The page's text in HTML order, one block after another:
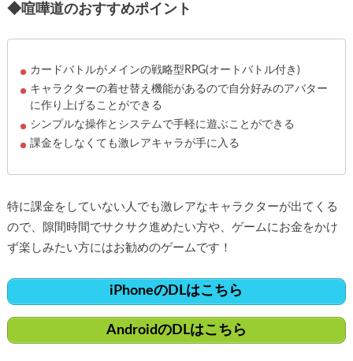
◆喧嘩道のおすすめポイント
カードバトルがメインの戦略型RPG(オートバトル付き)
キャラクターの着せ替え機能があるので自分好みのアバター
に作り上げることができる
シンプルな操作とシステムで手軽に遊ぶことができる
課金をしなくても激レアキャラが手に入る
特に課金をしていない人でも激レアなキャラクターが出てくる
ので、隙間時間でサクサク進めたい方や、ゲームにお金をかけ
ず楽しみたい方にはお勧めのゲームです！
iPhoneのDLはこちら
AndroidのDLはこちら